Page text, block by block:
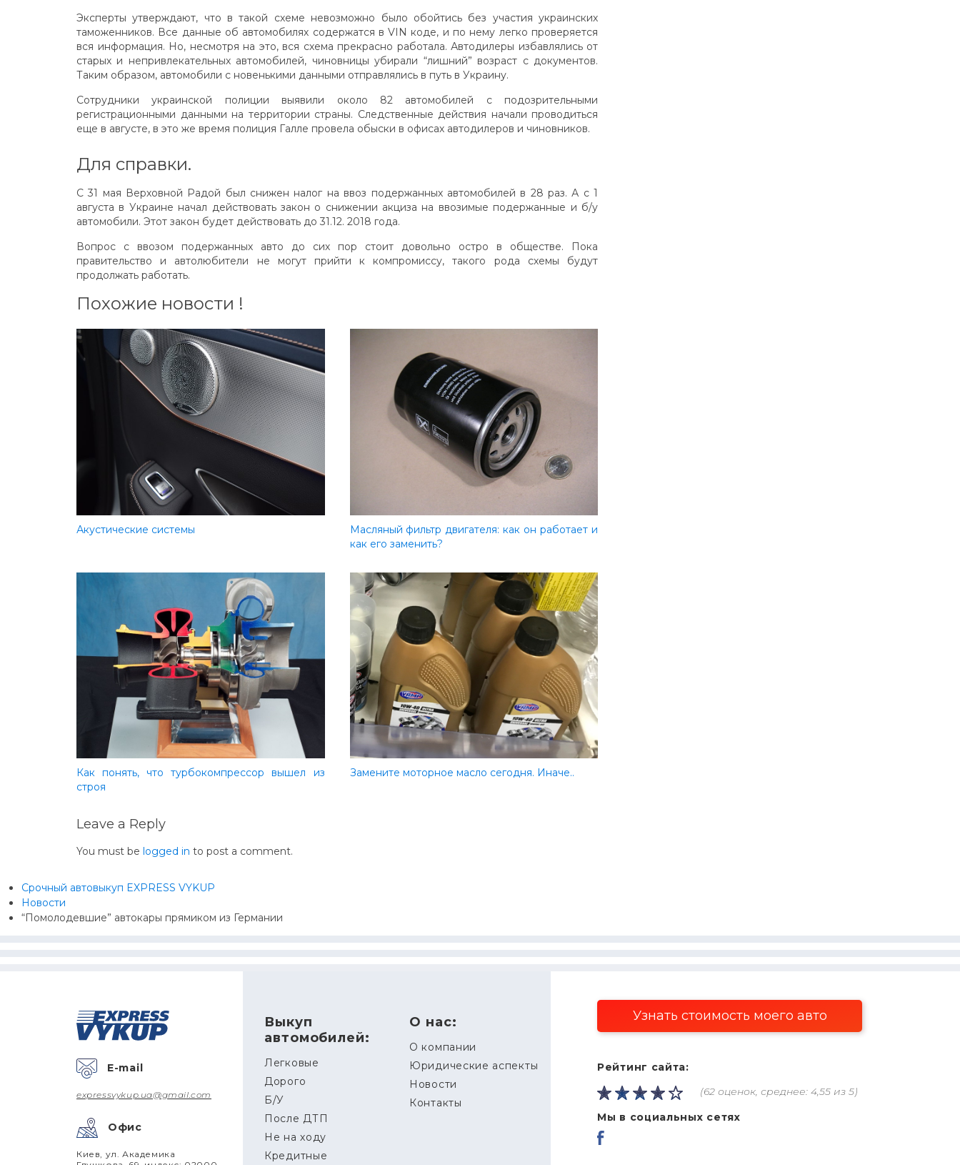
Эксперты утверждают, что в такой схеме невозможно было обойтись без участия украинских
таможенников. Все данные об автомобилях содержатся в VIN коде, и по нему легко проверяется
вся информация. Но, несмотря на это, вся схема прекрасно работала. Автодилеры избавлялись от
старых и непривлекательных автомобилей, чиновницы убирали “лишний” возраст с документов.
Таким образом, автомобили с новенькими данными отправлялись в путь в Украину.
Сотрудники украинской полиции выявили около 82 автомобилей с подозрительными
регистрационными данными на территории страны. Следственные действия начали проводиться
еще в августе, в это же время полиция Галле провела обыски в офисах автодилеров и чиновников.
Для справки.
С 31 мая Верховной Радой был снижен налог на ввоз подержанных автомобилей в 28 раз. А с 1
августа в Украине начал действовать закон о снижении акциза на ввозимые подержанные и б/у
автомобили. Этот закон будет действовать до 31.12. 2018 года.
Вопрос с ввозом подержанных авто до сих пор стоит довольно остро в обществе. Пока
правительство и автолюбители не могут прийти к компромиссу, такого рода схемы будут
продолжать работать.
Похожие новости !
Акустические системы
Масляный фильтр двигателя: как он работает и
как его заменить?
Как понять, что турбокомпрессор вышел из
строя
Замените моторное масло сегодня. Иначе..
Leave a Reply
You must be logged in to post a comment.
Срочный автовыкуп EXPRESS VYKUP
Новости
“Помолодевшие” автокары прямиком из Германии
E-mail
expressvykup.ua@gmail.com
Офис
Киев, ул. Академика
Выкуп
автомобилей:
Легковые
Дорого
Б/У
После ДТП
Не на ходу
Кредитные
О нас:
О компании
Юридические аспекты
Новости
Контакты
Узнать стоимость моего авто
Рейтинг сайта:
(62 оценок, среднее: 4,55 из 5)
Мы в социальных сетях